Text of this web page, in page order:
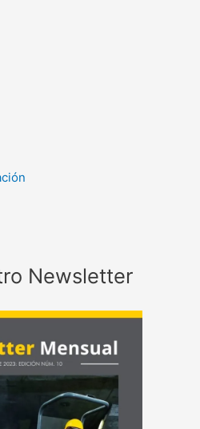
Newsletter